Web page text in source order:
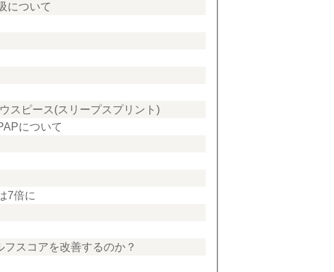
について
ピース(スリープスプリント)
について
7倍に
スコアを改善するのか？